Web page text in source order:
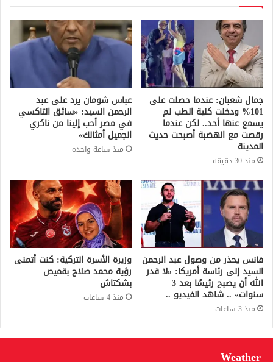
جمال شعبان: عندما حصلت على
101% ودخلت كلية الطب لم
يسمع عنها أحد.. لكن عندما
رقصت مع الهضبة أصبحت حديث
المدينة
منذ 30 دقيقة
عباس شومان يرد على عبد
الرحمن السيد: «سائق التاكسي
في مصر أحب إلينا من ناكري
الجميل أمثالك»
منذ ساعة واحدة
فانس يحذر من وصول عبد الرحمن
السيد إلى رئاسة أمريكا: «لا قدر
الله أن يصبح رئيسًا بعد 3
سنوات» .. شاهد الفيديو ..
منذ 3 ساعات
وزيرة الأسرة التركية: كنت أتمنى
رؤية محمد صلاح بقميص
بشكتاش
منذ 4 ساعات
Weather